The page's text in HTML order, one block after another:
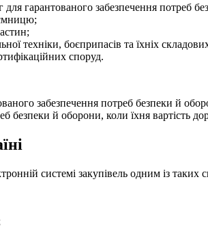
для гарантованого забезпечення потреб
техніки, боєприпасів та їхніх
споруд.
забезпечення потреб безпеки й
безпеки й оборони, коли їхня вартість
системі закупівель одним із таких